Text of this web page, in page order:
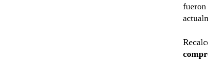
fueron